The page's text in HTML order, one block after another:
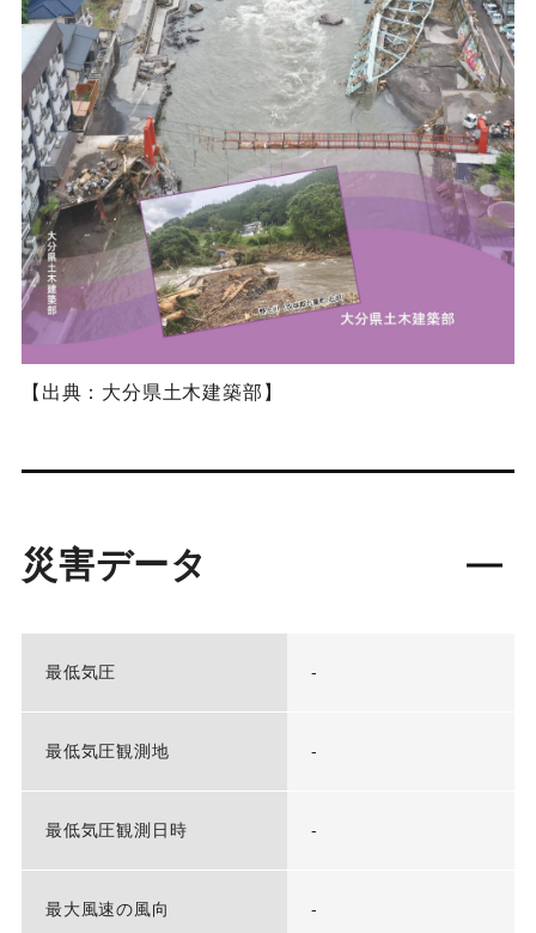
【出典：大分県土木建築部】
災害データ
最低気圧 -
最低気圧観測地 -
最低気圧観測日時 -
最大風速の風向 -